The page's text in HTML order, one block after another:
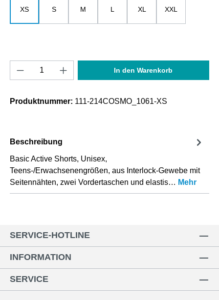
XS S M L XL XXL
Produkt Anzahl: Gib den gewünschten
In den Warenkorb
Produktnummer: 111-214COSMO_1061-XS
Beschreibung
Basic Active Shorts, Unisex,
Teens-/Erwachsenengrößen, aus Interlock-Gewebe mit
Seitennähten, zwei Vordertaschen und elastis… Mehr
SERVICE-HOTLINE
INFORMATION
SERVICE